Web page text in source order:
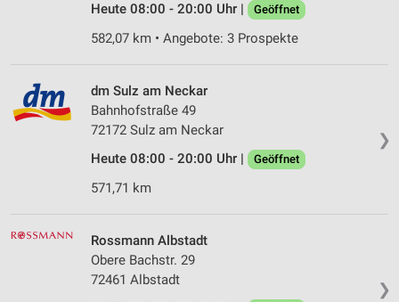
Heute 08:00 - 20:00 Uhr |
Geöffnet
582,07 km • Angebote: 3 Prospekte
❯
dm Sulz am Neckar
Bahnhofstraße 49
72172 Sulz am Neckar
Heute 08:00 - 20:00 Uhr |
Geöffnet
571,71 km
❯
Rossmann Albstadt
Obere Bachstr. 29
72461 Albstadt